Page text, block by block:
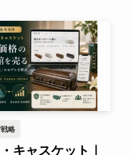
略
キャスケット｜